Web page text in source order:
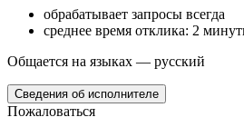
обрабатывает запросы всегда
среднее время отклика: 2
Общается на языках — русский
Сведения об исполнителе
Пожаловаться